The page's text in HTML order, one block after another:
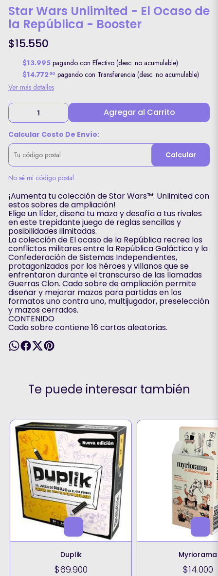
Star Wars Unlimited - El Ocaso de
la República - Booster
$15.550
$13.995 pagando con Efectivo (desc. no acumulable)
$14.772 50 pagando con Transferencia (desc. no acumulable)
Ver más detalles
Agregar al Carrito
Calcular Costo De Envío:
Calcular
No sé mi código postal
¡Aumenta tu colección de Star Wars™: Unlimited con
estos sobres de ampliación!
Elige un líder, diseña tu mazo y desafía a tus rivales
en este trepidante juego de reglas sencillas y
posibilidades ilimitadas.
La colección de El ocaso de la República recrea los
conflictos militares entre la República Galáctica y la
Confederación de Sistemas Independientes,
protagonizados por los héroes y villanos que se
enfrentaron durante el transcurso de las llamadas
Guerras Clon. Cada sobre de ampliación permite
diseñar y mejorar mazos para partidas en los
formatos uno contra uno, multijugador, preselección
y mazos cerrados.
CONTENIDO
Cada sobre contiene 16 cartas aleatorias.
Te puede interesar también
Duplik
$69.900
Myriorama
$14.000